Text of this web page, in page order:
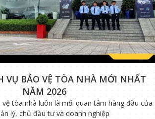
VỤ BẢO VỆ TÒA NHÀ MỚI NHẤT
NĂM 2026
tòa nhà luôn là mối quan tâm hàng đầu của
lý, chủ đầu tư và doanh nghiệp